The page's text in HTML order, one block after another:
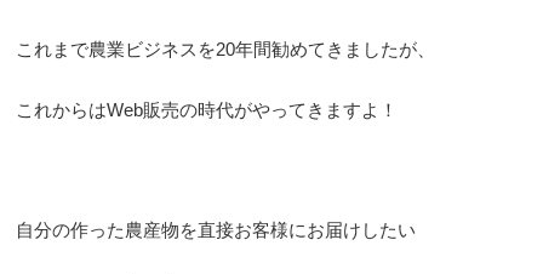
これまで農業ビジネスを20年間勧めてきましたが、
これからはWeb販売の時代がやってきますよ！
自分の作った農産物を直接お客様にお届けしたい